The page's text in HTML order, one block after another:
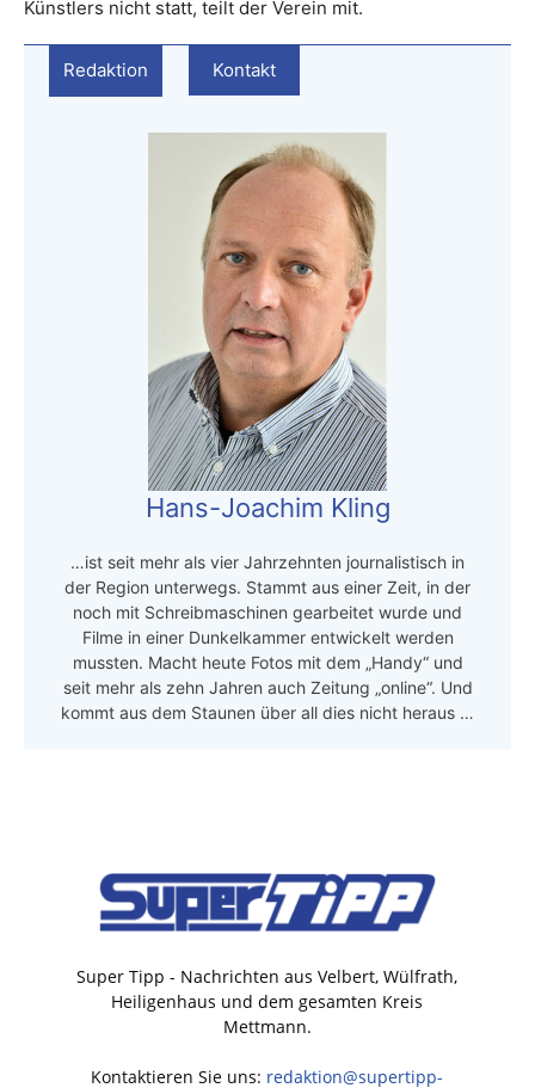
Künstlers nicht statt, teilt der Verein mit.
Redaktion Kontakt
Hans-Joachim Kling
…ist seit mehr als vier Jahrzehnten journalistisch in
der Region unterwegs. Stammt aus einer Zeit, in der
noch mit Schreibmaschinen gearbeitet wurde und
Filme in einer Dunkelkammer entwickelt werden
mussten. Macht heute Fotos mit dem „Handy“ und
seit mehr als zehn Jahren auch Zeitung „online“. Und
kommt aus dem Staunen über all dies nicht heraus …
Super Tipp - Nachrichten aus Velbert, Wülfrath,
Heiligenhaus und dem gesamten Kreis
Mettmann.
Kontaktieren Sie uns: redaktion@supertipp-